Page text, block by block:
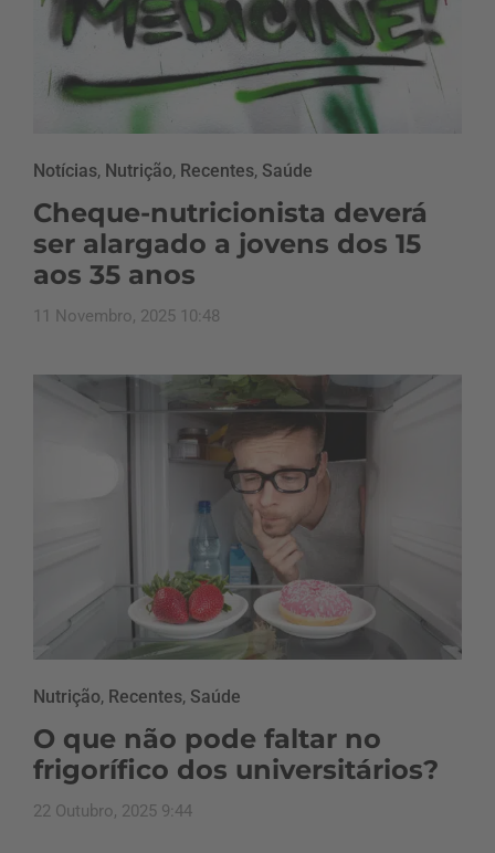
Notícias, Nutrição, Recentes, Saúde
Cheque-nutricionista deverá
ser alargado a jovens dos 15
aos 35 anos
11 Novembro, 2025 10:48
Nutrição, Recentes, Saúde
O que não pode faltar no
frigorífico dos universitários?
22 Outubro, 2025 9:44